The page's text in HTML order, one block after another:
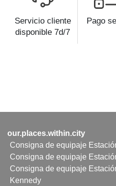
Servicio cliente
disponible 7d/7
Pago
our.places.within.city
Consigna de equipaje
Consigna de equipaje
Consigna de equipaje
Kennedy